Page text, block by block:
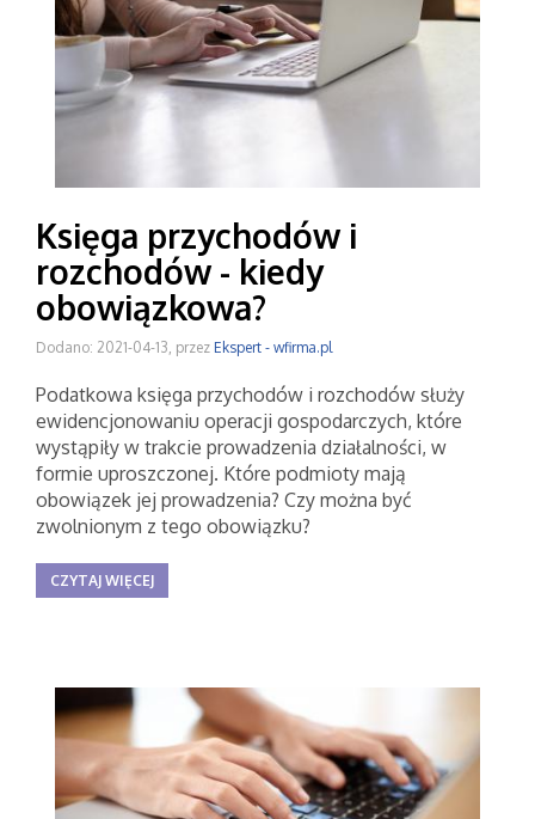
Księga przychodów i
rozchodów - kiedy
obowiązkowa?
Dodano: 2021-04-13, przez Ekspert - wfirma.pl
Podatkowa księga przychodów i rozchodów służy
ewidencjonowaniu operacji gospodarczych, które
wystąpiły w trakcie prowadzenia działalności, w
formie uproszczonej. Które podmioty mają
obowiązek jej prowadzenia? Czy można być
zwolnionym z tego obowiązku?
CZYTAJ WIĘCEJ